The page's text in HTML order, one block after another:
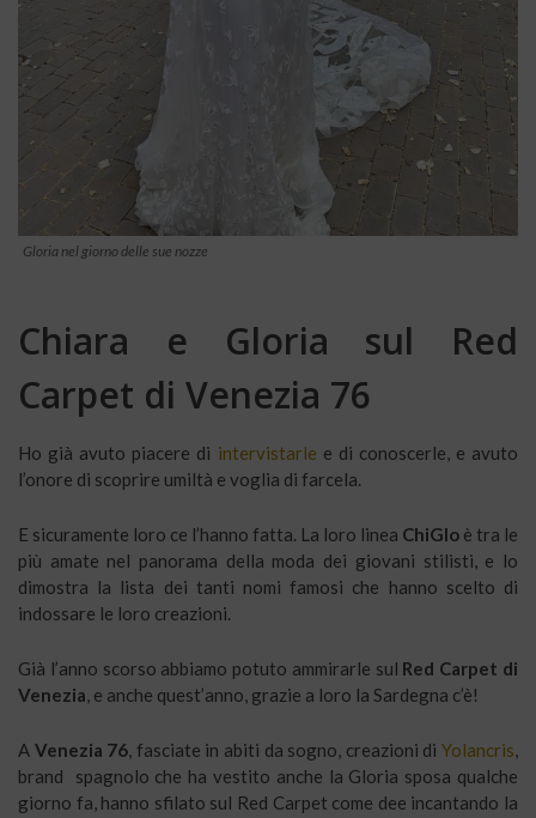
Gloria nel giorno delle sue nozze
Chiara e Gloria sul Red
Carpet di Venezia 76
Ho già avuto piacere di intervistarle e di conoscerle, e avuto
l’onore di scoprire umiltà e voglia di farcela.
E sicuramente loro ce l’hanno fatta. La loro linea ChiGlo è tra le
più amate nel panorama della moda dei giovani stilisti, e lo
dimostra la lista dei tanti nomi famosi che hanno scelto di
indossare le loro creazioni.
Già l’anno scorso abbiamo potuto ammirarle sul Red Carpet di
Venezia, e anche quest’anno, grazie a loro la Sardegna c’è!
A Venezia 76, fasciate in abiti da sogno, creazioni diYolancris,
brand spagnolo che ha vestito anche la Gloria sposa qualche
giorno fa, hanno sfilato sul Red Carpet come dee incantando la